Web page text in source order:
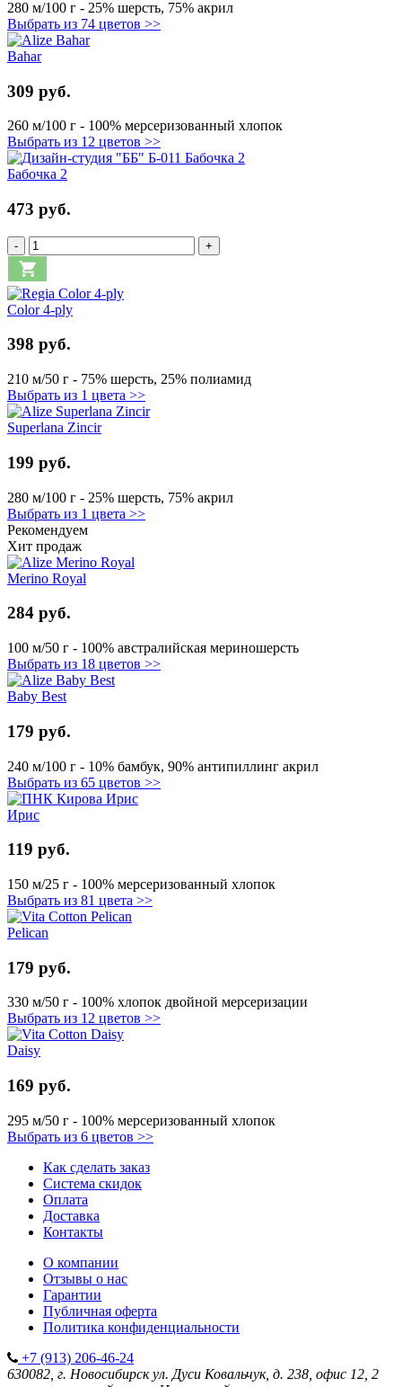
280 м/100 г - 25% шерсть, 75% акрил
Выбрать из 74 цветов >>
Bahar
309 руб.
260 м/100 г - 100% мерсеризованный хлопок
Выбрать из 12 цветов >>
Бабочка 2
473 руб.
- +
Color 4-ply
398 руб.
210 м/50 г - 75% шерсть, 25% полиамид
Выбрать из 1 цвета >>
Superlana Zincir
199 руб.
280 м/100 г - 25% шерсть, 75% акрил
Выбрать из 1 цвета >>
Рекомендуем
Хит продаж
Merino Royal
284 руб.
100 м/50 г - 100% австралийская мериношерсть
Выбрать из 18 цветов >>
Baby Best
179 руб.
240 м/100 г - 10% бамбук, 90% антипиллинг акрил
Выбрать из 65 цветов >>
Ирис
119 руб.
150 м/25 г - 100% мерсеризованный хлопок
Выбрать из 81 цвета >>
Pelican
179 руб.
330 м/50 г - 100% хлопок двойной мерсеризации
Выбрать из 12 цветов >>
Daisy
169 руб.
295 м/50 г - 100% мерсеризованный хлопок
Выбрать из 6 цветов >>
Как сделать заказ
Система скидок
Оплата
Доставка
Контакты
О компании
Отзывы о нас
Гарантии
Публичная оферта
Политика конфиденциальности
+7 (913) 206-46-24
630082, г. Новосибирск ул. Дуси Ковальчук, д. 238, офис 12, 2